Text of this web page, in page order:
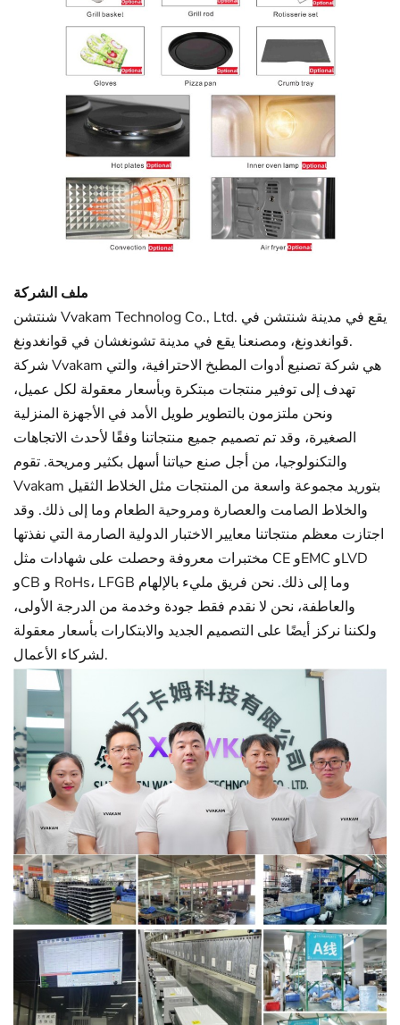
ملف الشركة
شنتشن Vvakam Technolog Co., Ltd. يقع في مدينة شنتشن في
قوانغدونغ، ومصنعنا يقع في مدينة تشونغشان في قوانغدونغ.
شركة Vvakam هي شركة تصنيع أدوات المطبخ الاحترافية، والتي
تهدف إلى توفير منتجات مبتكرة وبأسعار معقولة لكل عميل،
ونحن ملتزمون بالتطوير طويل الأمد في الأجهزة المنزلية
الصغيرة، وقد تم تصميم جميع منتجاتنا وفقًا لأحدث الاتجاهات
والتكنولوجيا، من أجل صنع حياتنا أسهل بكثير ومريحة. تقوم
Vvakam بتوريد مجموعة واسعة من المنتجات مثل الخلاط الثقيل
والخلاط الصامت والعصارة ومروحية الطعام وما إلى ذلك. وقد
اجتازت معظم منتجاتنا معايير الاختبار الدولية الصارمة التي نفذتها
مختبرات معروفة وحصلت على شهادات مثل CE وEMC وLVD
وCB و RoHs، LFGB وما إلى ذلك. نحن فريق مليء بالإلهام
والعاطفة، نحن لا نقدم فقط جودة وخدمة من الدرجة الأولى،
ولكننا نركز أيضًا على التصميم الجديد والابتكارات بأسعار معقولة
لشركاء الأعمال.